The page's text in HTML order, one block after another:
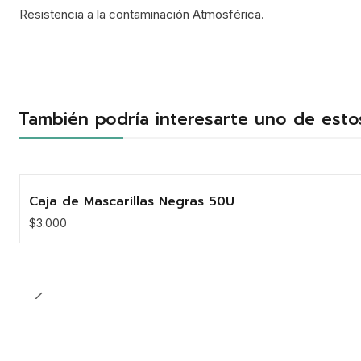
Resistencia a la contaminación Atmosférica.
También podría interesarte uno de
Caja de Mascarillas Negras 50U
$3.000